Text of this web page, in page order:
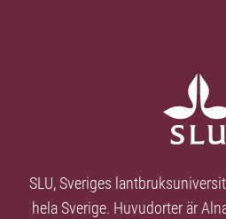
SLU, Sveriges
hela Sverige. Huvudorter är